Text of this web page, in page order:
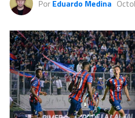
Por Eduardo Medina